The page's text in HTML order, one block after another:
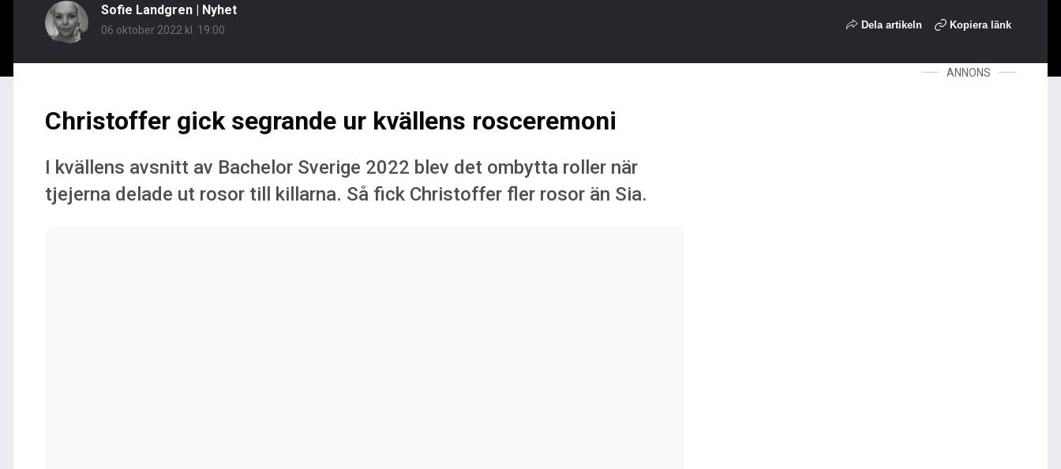
Sofie Landgren | Nyhet
06 oktober 2022 kl. 19:00 Dela artikeln Kopiera länk
Christoffer gick segrande ur kvällens rosceremoni
I kvällens avsnitt av Bachelor Sverige 2022 blev det ombytta roller när
tjejerna delade ut rosor till killarna. Så fick Christoffer fler rosor än Sia.
ANNONS